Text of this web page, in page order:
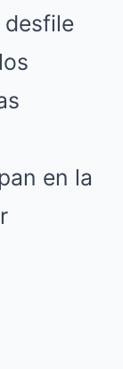
en la